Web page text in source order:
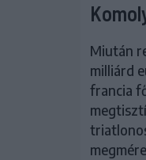
Miután
milliárd
francia